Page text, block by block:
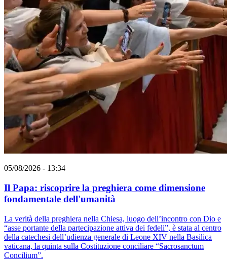
05/08/2026 - 13:34
Il Papa: riscoprire la preghiera come dimensione
fondamentale dell'umanità
La verità della preghiera nella Chiesa, luogo dell’incontro con Dio e
“asse portante della partecipazione attiva dei fedeli”, è stata al centro
della catechesi dell’udienza generale di Leone XIV nella Basilica
vaticana, la quinta sulla Costituzione conciliare “Sacrosanctum
Concilium”.